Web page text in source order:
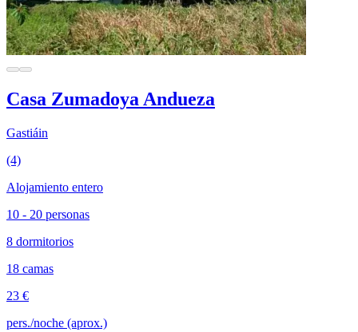
Casa Zumadoya Andueza
Gastiáin
(4)
Alojamiento entero
10 - 20 personas
8 dormitorios
18 camas
23 €
pers./noche (aprox.)